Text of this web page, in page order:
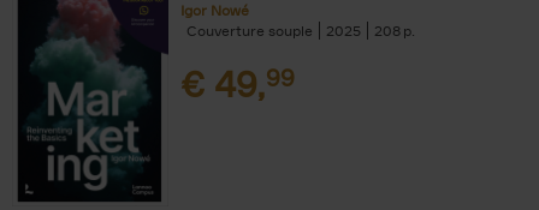
Igor Nowé
Couverture souple
2025 208
€ 49,99